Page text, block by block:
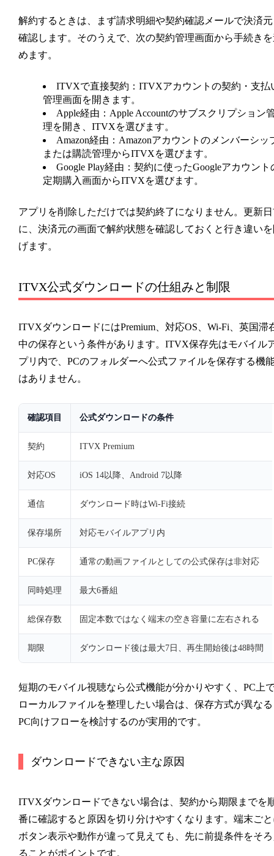
解約するときは、まず請求明細や契約確認メールで決済
確認します。そのうえで、次の契約管理画面から手続き
めます。
ITVXで直接契約： ITVXアカウントの契約・支払
管理画面を開きます。
Apple経由： Apple Accountのサブスクリプション
理を開き、ITVXを選びます。
Amazon経由： Amazonアカウントのメンバーシッ
または購読管理からITVXを選びます。
Google Play経由： 契約に使ったGoogleアカウント
定期購入画面からITVXを選びます。
アプリを削除しただけでは契約終了になりません。更新
に、決済元の画面で解約状態を確認しておくと行き違い
げます。
ITVX公式ダウンロードの仕組みと制限
ITVXダウンロードにはPremium、対応OS、Wi-Fi、英国滞
中の保存という条件があります。ITVX保存先はモバイル
プリ内で、PCのフォルダーへ公式ファイルを保存する機
はありません。
確認項目 公式ダウンロードの条件
契約 ITVX Premium
対応OS iOS 14以降、Android 7以降
通信 ダウンロード時はWi-Fi接続
保存場所 対応モバイルアプリ内
PC保存 通常の動画ファイルとしての公式保存は非対応
同時処理 最大6番組
総保存数 固定本数ではなく端末の空き容量に左右される
期限 ダウンロード後は最大7日、再生開始後は48時間
短期のモバイル視聴なら公式機能が分かりやすく、PC上
ローカルファイルを整理したい場合は、保存方式が異なる
PC向けフローを検討するのが実用的です。
ダウンロードできない主な原因
ITVXダウンロードできない場合は、契約から期限までを
番に確認すると原因を切り分けやすくなります。端末ご
ボタン表示や動作が違って見えても、先に前提条件をそ
ることがポイントです。